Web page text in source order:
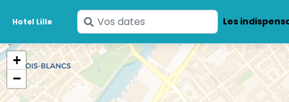
Hotel Lille
Saisissez
vos
dates
Les
+
−